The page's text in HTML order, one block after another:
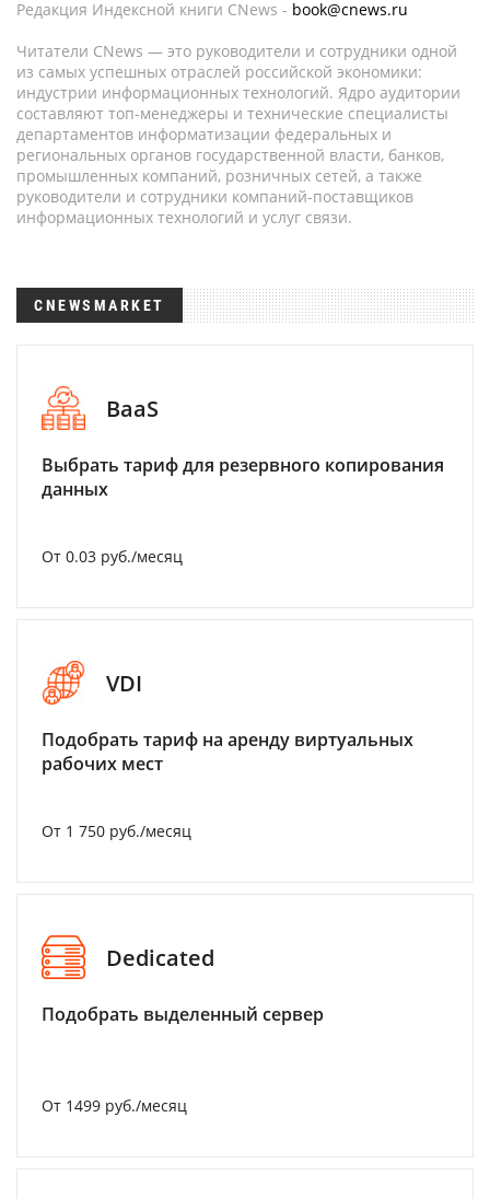
Редакция Индексной книги CNews - book@cnews.ru
Читатели CNews — это руководители и сотрудники одной
из самых успешных отраслей российской экономики:
индустрии информационных технологий. Ядро аудитории
составляют топ-менеджеры и технические специалисты
департаментов информатизации федеральных и
региональных органов государственной власти, банков,
промышленных компаний, розничных сетей, а также
руководители и сотрудники компаний-поставщиков
информационных технологий и услуг связи.
CNEWSMARKET
BaaS
Выбрать тариф для резервного копирования
данных
От 0.03 руб./месяц
VDI
Подобрать тариф на аренду виртуальных
рабочих мест
От 1 750 руб./месяц
Dedicated
Подобрать выделенный сервер
От 1499 руб./месяц